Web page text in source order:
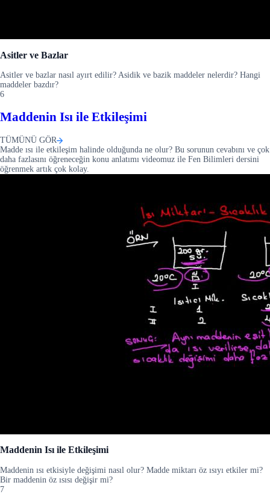
Asitler ve Bazlar
Asitler ve bazlar nasıl ayırt edilir? Asidik ve bazik maddeler nelerdir? Hangi
maddeler bazdır?
6
Maddenin Isı ile Etkileşimi
TÜMÜNÜ GÖR
Madde ısı ile etkileşim halinde olduğunda ne olur? Bu sorunun cevabını ve çok
daha fazlasını öğreneceğin konu anlatımı videomuz ile Fen Bilimleri dersini
öğrenmek artık çok kolay.
Maddenin Isı ile Etkileşimi
Maddenin ısı etkisiyle değişimi nasıl olur? Madde miktarı öz ısıyı etkiler mi?
Bir maddenin öz ısısı değişir mi?
7